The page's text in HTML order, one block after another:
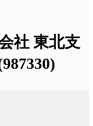
社 東北支